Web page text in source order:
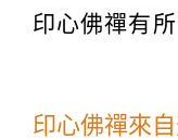
印心佛禪有所
印心佛禪來